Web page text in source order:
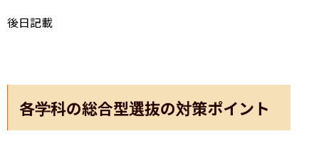
後日記載
各学科の総合型選抜の対策ポイント